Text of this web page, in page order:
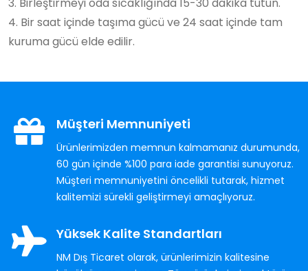
4. Bir saat içinde taşıma gücü ve 24 saat içinde tam
kuruma gücü elde edilir.
Müşteri Memnuniyeti
Ürünlerimizden memnun kalmamanız durumunda,
60 gün içinde %100 para iade garantisi sunuyoruz.
Müşteri memnuniyetini öncelikli tutarak, hizmet
kalitemizi sürekli geliştirmeyi amaçlıyoruz.
Yüksek Kalite Standartları
NM Dış Ticaret olarak, ürünlerimizin kalitesine